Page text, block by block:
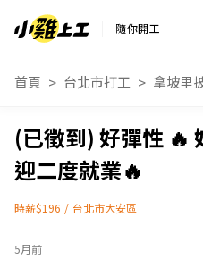
隨你開工
首頁 台北市打工 拿坡里
好彈性 🔥
迎二度就業🔥
時薪$196 / 台北市大安區
5月前